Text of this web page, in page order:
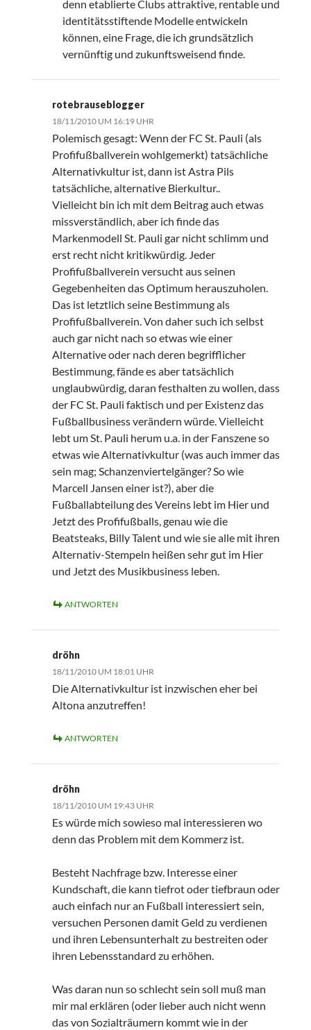
denn etablierte Clubs attraktive, rentable und
identitätsstiftende Modelle entwickeln
können, eine Frage, die ich grundsätzlich
vernünftig und zukunftsweisend finde.
rotebrauseblogger
18/11/2010 UM 16:19 UHR
Polemisch gesagt: Wenn der FC St. Pauli (als
Profifußballverein wohlgemerkt) tatsächliche
Alternativkultur ist, dann ist Astra Pils
tatsächliche, alternative Bierkultur..
Vielleicht bin ich mit dem Beitrag auch etwas
missverständlich, aber ich finde das
Markenmodell St. Pauli gar nicht schlimm und
erst recht nicht kritikwürdig. Jeder
Profifußballverein versucht aus seinen
Gegebenheiten das Optimum herauszuholen.
Das ist letztlich seine Bestimmung als
Profifußballverein. Von daher such ich selbst
auch gar nicht nach so etwas wie einer
Alternative oder nach deren begrifflicher
Bestimmung, fände es aber tatsächlich
unglaubwürdig, daran festhalten zu wollen, dass
der FC St. Pauli faktisch und per Existenz das
Fußballbusiness verändern würde. Vielleicht
lebt um St. Pauli herum u.a. in der Fanszene so
etwas wie Alternativkultur (was auch immer das
sein mag; Schanzenviertelgänger? So wie
Marcell Jansen einer ist?), aber die
Fußballabteilung des Vereins lebt im Hier und
Jetzt des Profifußballs, genau wie die
Beatsteaks, Billy Talent und wie sie alle mit ihren
Alternativ-Stempeln heißen sehr gut im Hier
und Jetzt des Musikbusiness leben.
ANTWORTEN
dröhn
18/11/2010 UM 18:01 UHR
Die Alternativkultur ist inzwischen eher bei
Altona anzutreffen!
ANTWORTEN
dröhn
18/11/2010 UM 19:43 UHR
Es würde mich sowieso mal interessieren wo
denn das Problem mit dem Kommerz ist.
Besteht Nachfrage bzw. Interesse einer
Kundschaft, die kann tiefrot oder tiefbraun oder
auch einfach nur an Fußball interessiert sein,
versuchen Personen damit Geld zu verdienen
und ihren Lebensunterhalt zu bestreiten oder
ihren Lebensstandard zu erhöhen.
Was daran nun so schlecht sein soll muß man
mir mal erklären (oder lieber auch nicht wenn
das von Sozialträumern kommt wie in der